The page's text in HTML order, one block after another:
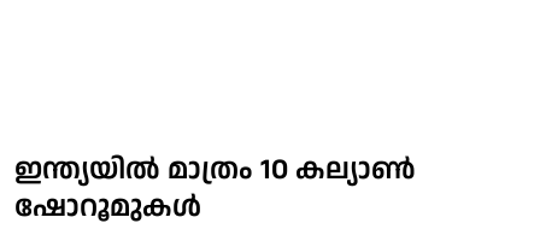
ഇന്ത്യയില്‍ മാത്രം 10 കല്യാണ്‍
ഷോറൂമുകള്‍